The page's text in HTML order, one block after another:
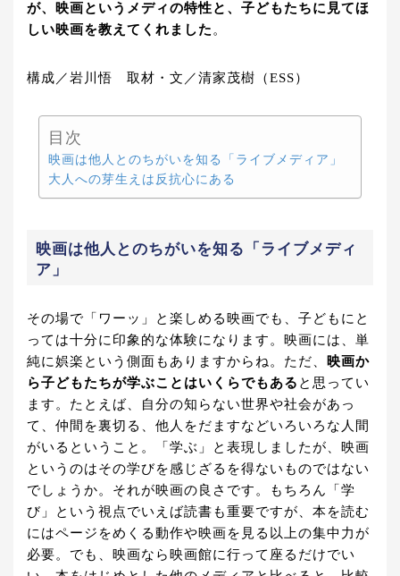
が、映画というメディの特性と、子どもたちに見てほ
しい映画を教えてくれました。
構成／岩川悟 取材・文／清家茂樹（ESS）
目次
映画は他人とのちがいを知る「ライブメディア」
大人への芽生えは反抗心にある
映画は他人とのちがいを知る「ライブメディ
ア」
その場で「ワーッ」と楽しめる映画でも、子どもにと
っては十分に印象的な体験になります。映画には、単
純に娯楽という側面もありますからね。ただ、 映画か
ら子どもたちが学ぶことはいくらでもある と思ってい
ます。たとえば、自分の知らない世界や社会があっ
て、仲間を裏切る、他人をだますなどいろいろな人間
がいるということ。「学ぶ」と表現しましたが、映画
というのはその学びを感じざるを得ないものではない
でしょうか。それが映画の良さです。もちろん「学
び」という視点でいえば読書も重要ですが、本を読む
にはページをめくる動作や映画を見る以上の集中力が
必要。でも、映画なら映画館に行って座るだけでい